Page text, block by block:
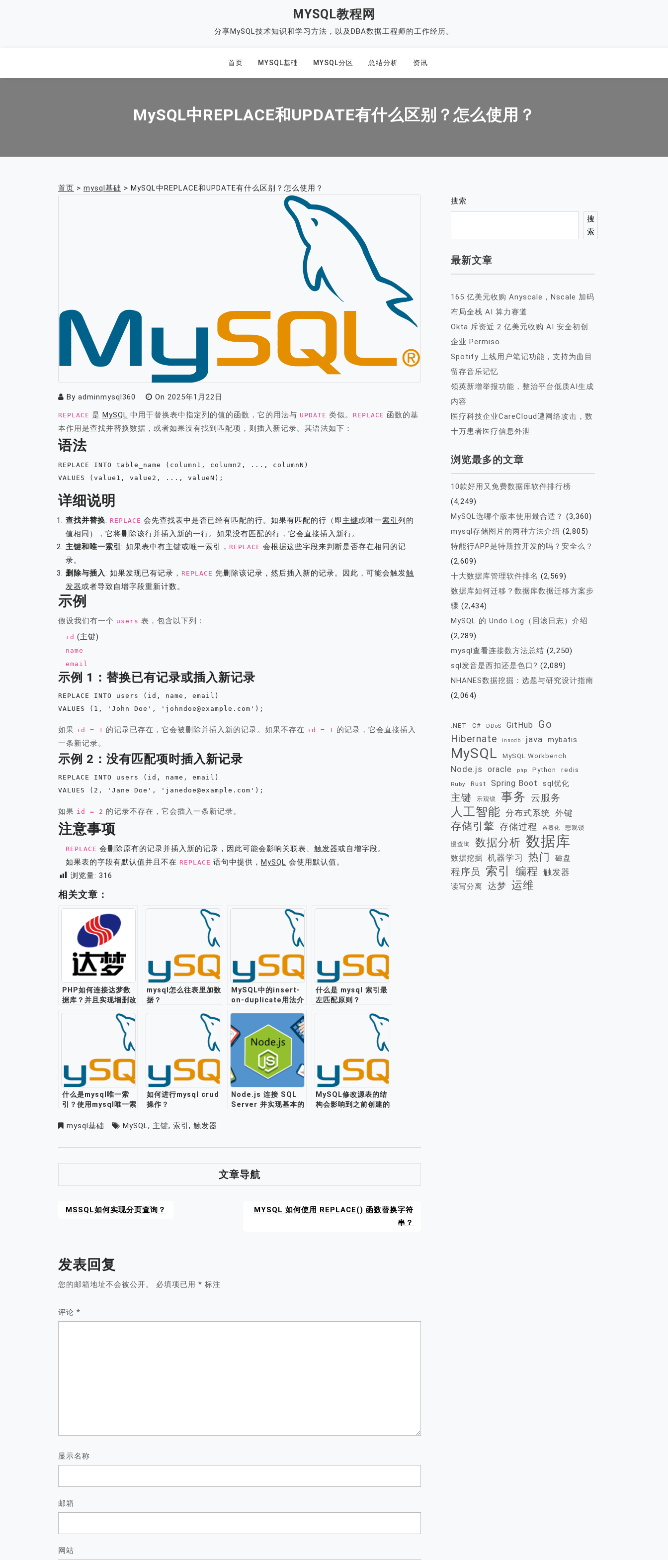
MYSQL教程网
分享MySQL技术知识和学习方法，以及DBA数据工程师的工作经历。
首页 MYSQL基础 MYSQL分区 总结分析 资讯
MySQL中REPLACE和UPDATE有什么区别？怎么使用？
首页 > mysql基础 > MySQL中REPLACE和UPDATE有什么区别？怎么使用？
By adminmysql360 On 2025年1月22日
REPLACE 是 MySQL 中用于替换表中指定列的值的函数，它的用法与 UPDATE 类似。 REPLACE 函数的基
本作用是查找并替换数据，或者如果没有找到匹配项，则插入新记录。其语法如下：
语法
REPLACE INTO table_name (column1, column2, ..., columnN)
详细说明
查找并替换: REPLACE 会先查找表中是否已经有匹配的行。如果有匹配的行（即 主键或唯一索引 列的
值相同），它将删除该行并插入新的一行。如果没有匹配的行，它会直接插入新行。
主键和唯一索引 : 如果表中有主键或唯一索引， REPLACE 会根据这些字段来判断是否存在相同的记
录。
删除与插入: 如果发现已有记录， REPLACE 先删除该记录，然后插入新的记录。因此，可能会触发触
发器或者导致自增字段重新计数。
示例
假设我们有一个 users 表，包含以下列：
id (主键)
name
email
示例 1：替换已有记录或插入新记录
REPLACE INTO users (id, name, email)
如果 id = 1 的记录已存在，它会被删除并插入新的记录。如果不存在 id = 1
的记录，它会直接插入
一条新记录。
示例 2：没有匹配项时插入新记录
REPLACE INTO users (id, name, email)
如果 id = 2 的记录不存在，它会插入一条新记录。
注意事项
REPLACE 会删除原有的记录并插入新的记录，因此可能会影响关联表、 触发器或自增字段。
如果表的字段有默认值并且不在 REPLACE 语句中提供， MySQL 会使用默认值。
浏览量: 316
相关文章：
PHP如何连接达梦数
据库？并且实现增删改
mysql怎么往表里加数
据？
MySQL中的insert-
on-duplicate用法介
什么是 mysql 索引最
左匹配原则？
什么是mysql唯一索
引？使用mysql唯一索
方？
如何进行mysql crud
操作？
Node.js 连接 SQL
Server 并实现基本的
MySQL修改源表的结
构会影响到之前创建的
mysql基础 MySQL, 主键, 索引 , 触发器
文章导航
MSSQL如何实现分页查询？
MYSQL 如何使用 REPLACE() 函数替换字符
串？
发表回复
您的邮箱地址不会被公开。 必填项已用 * 标注
评论 *
显示名称
邮箱
网站
搜索
搜
索
最新文章
165 亿美元收购 Anyscale，Nscale 加码
布局全栈 AI 算力赛道
Okta 斥资近 2 亿美元收购 AI 安全初创
企业 Permiso
Spotify 上线用户笔记功能，支持为曲目
留存音乐记忆
领英新增举报功能，整治平台低质AI生成
内容
医疗科技企业CareCloud遭网络攻击，数
十万患者医疗信息外泄
浏览最多的文章
10款好用又免费数据库软件排行榜
(4,249)
MySQL选哪个版本使用最合适？ (3,360)
mysql存储图片的两种方法介绍 (2,805)
特能行APP是特斯拉开发的吗？安全么？
(2,609)
十大数据库管理软件排名 (2,569)
数据库如何迁移？数据库数据迁移方案步
骤 (2,434)
MySQL 的 Undo Log（回滚日志）介绍
(2,289)
mysql查看连接数方法总结 (2,250)
sql发音是西扣还是色口? (2,089)
NHANES数据挖掘：选题与研究设计指南
(2,064)
.NET C# DDoS GitHub Go
Hibernate innodb java mybatis
MySQL MySQL Workbench
Node.js oracle php Python redis
Ruby Rust Spring Boot sql优化
主键 乐观锁 事务 云服务
人工智能 分布式系统 外键
存储引擎 存储过程 容器化 悲观锁
慢查询 数据分析 数据库
数据挖掘 机器学习 热门 磁盘
程序员 索引 编程 触发器
读写分离 达梦 运维